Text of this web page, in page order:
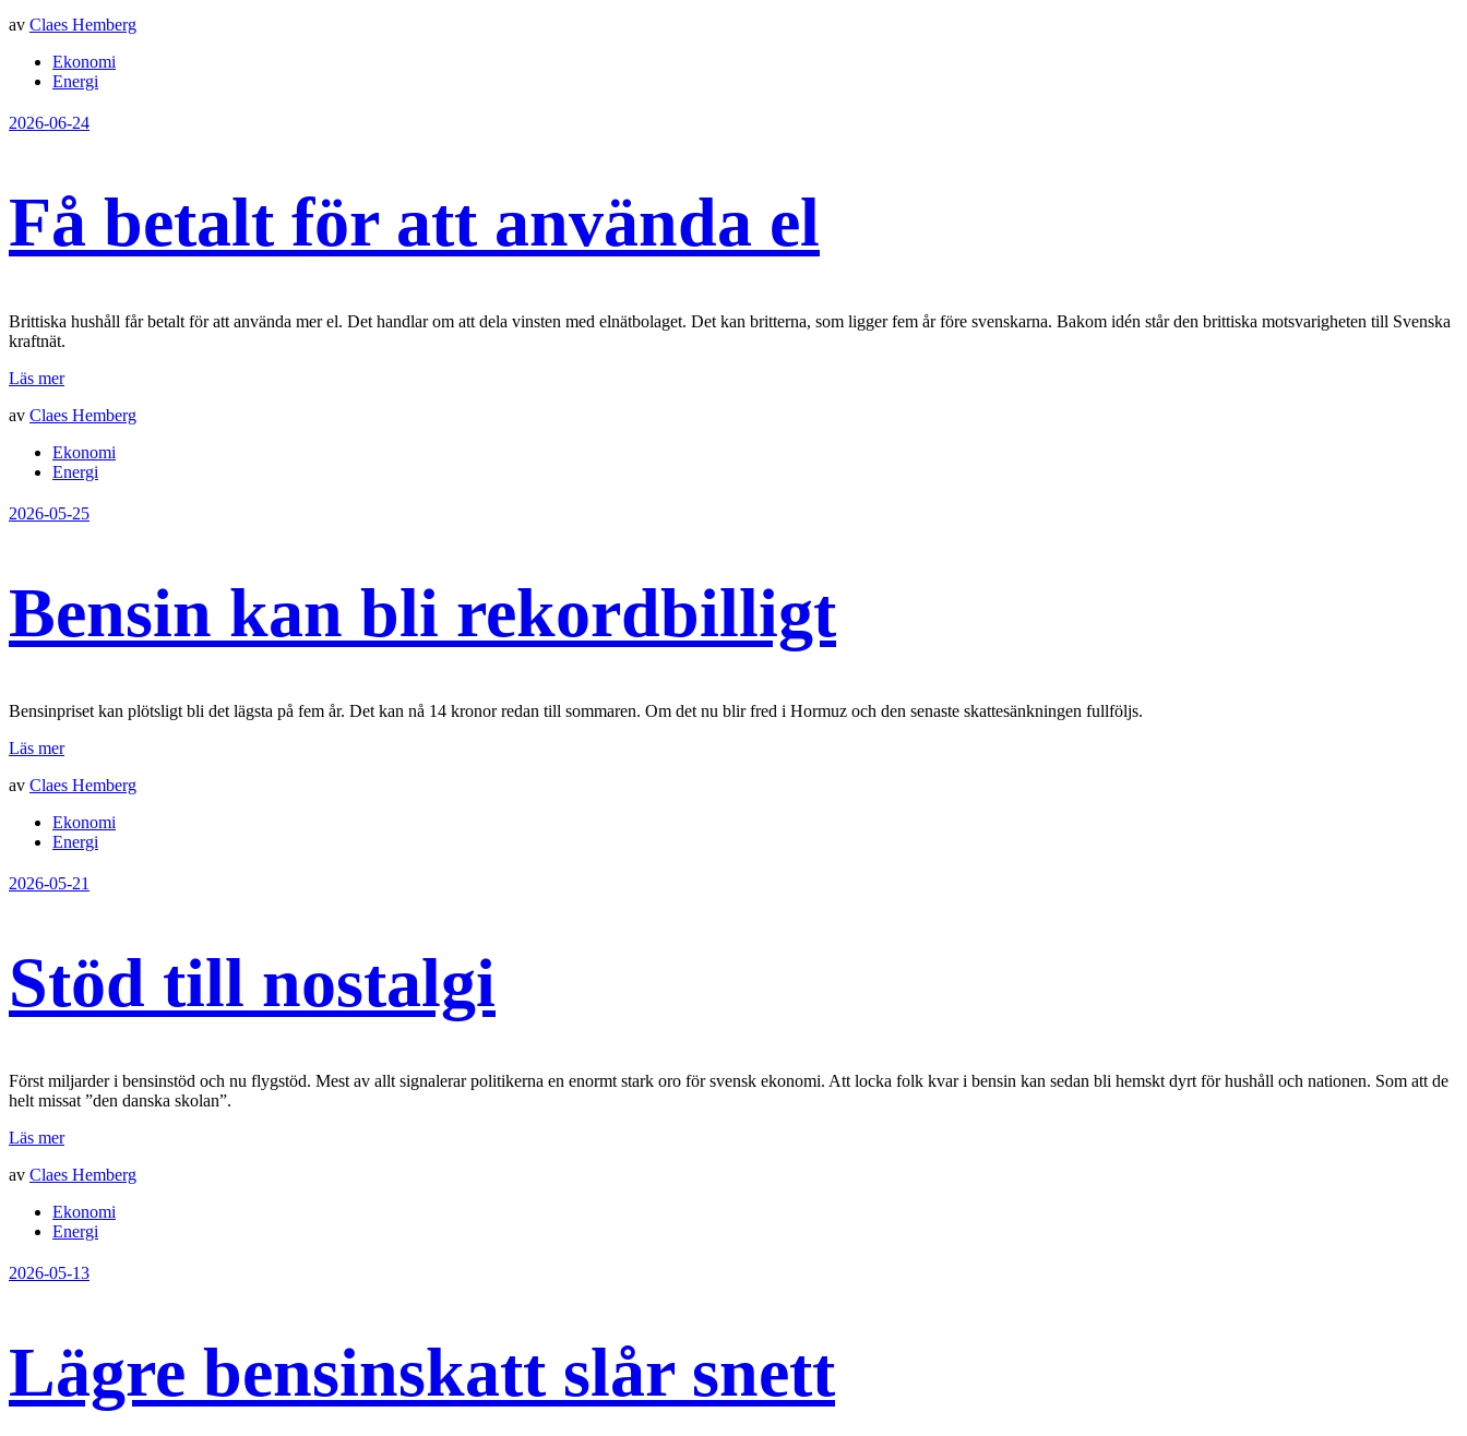
av Claes Hemberg
Ekonomi
Energi
2026-06-24
Få betalt för att använda el
Brittiska hushåll får betalt för att använda mer el. Det handlar om att dela vinsten med elnätbolaget. Det kan britterna, som ligger fem år före svenskarna. Bakom idén står den brittiska motsvarigheten till Svenska
kraftnät.
Läs mer
av Claes Hemberg
Ekonomi
Energi
2026-05-25
Bensin kan bli rekordbilligt
Bensinpriset kan plötsligt bli det lägsta på fem år. Det kan nå 14 kronor redan till sommaren. Om det nu blir fred i Hormuz och den senaste skattesänkningen fullföljs.
Läs mer
av Claes Hemberg
Ekonomi
Energi
2026-05-21
Stöd till nostalgi
Först miljarder i bensinstöd och nu flygstöd. Mest av allt signalerar politikerna en enormt stark oro för svensk ekonomi. Att locka folk kvar i bensin kan sedan bli hemskt dyrt för hushåll och nationen. Som att de
helt missat ”den danska skolan”.
Läs mer
av Claes Hemberg
Ekonomi
Energi
2026-05-13
Lägre bensinskatt slår snett